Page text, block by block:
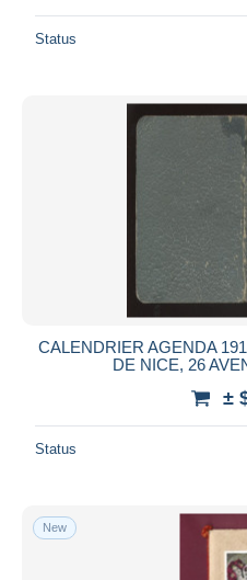
Status
CALENDRIER AGENDA
DE NICE, 26
±
Status
New